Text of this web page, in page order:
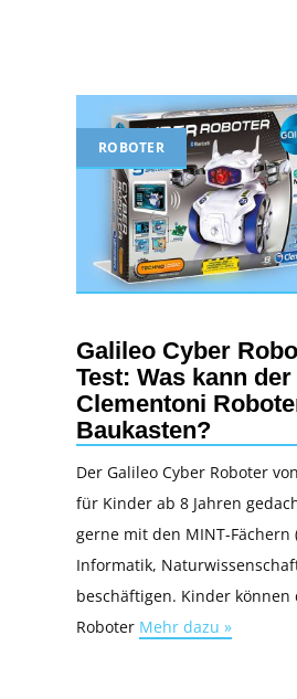
ROBOTER
Galileo Cyber
Test: Was kann der
Clementoni
Baukasten?
Der Galileo Cyber Roboter
für Kinder ab 8 Jahren
gerne mit den MINT-Fächern
Informatik,
beschäftigen. Kinder können
Roboter Mehr dazu »